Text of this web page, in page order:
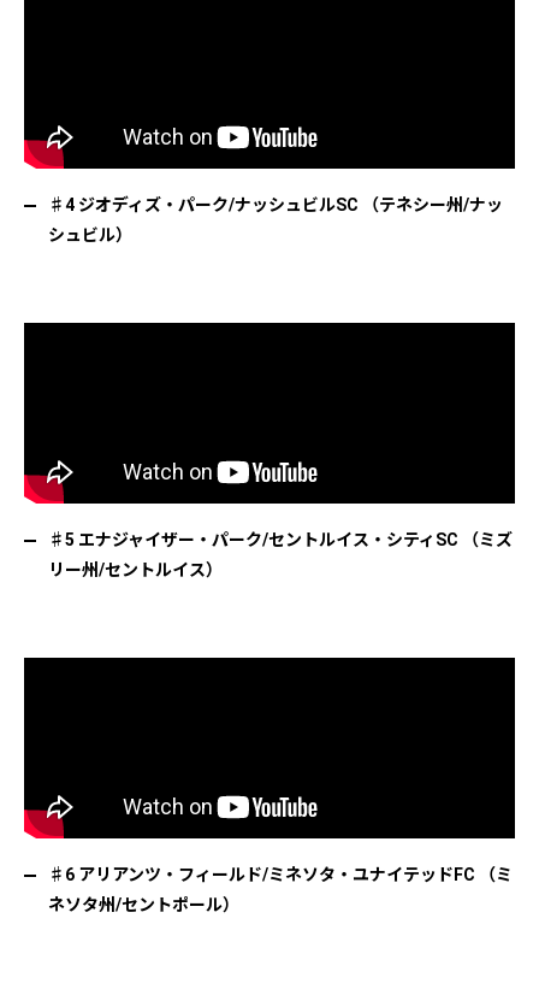
♯4 ジオディズ・パーク/ナッシュビルSC （テネシー州/ナッ
シュビル）
♯5 エナジャイザー・パーク/セントルイス・シティSC （ミズ
リー州/セントルイス）
♯6 アリアンツ・フィールド/ミネソタ・ユナイテッドFC （ミ
ネソタ州/セントポール）